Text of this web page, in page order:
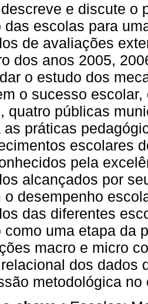
e discute o
das escolas para
de avaliações
dos anos 2005,
o estudo dos
o sucesso
quatro públicas
as práticas
escolares
pela
alcançados por
o desempenho
das diferentes
como uma etapa da
macro e micro
dos dados
metodológica